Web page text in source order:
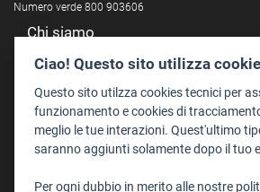
Numero verde 800 903606
Chi siamo
Redazione
Staff
Format - Centro Audiovisivi
Trentino Film Commission
Ciao! Questo sito utilizza
Questo sito utilzza cookies tecnici per
funzionamento e cookies di
meglio le tue interazioni. Quest'ultimo
saranno aggiunti solamente dopo il tuo
Per ogni dubbio in merito alle nostre